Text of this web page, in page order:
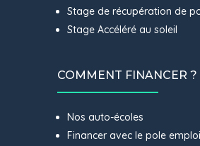
Stage de récupération de
Stage Accéléré au soleil
COMMENT FINANCER ?
Nos auto-écoles
Financer avec le pole emploi